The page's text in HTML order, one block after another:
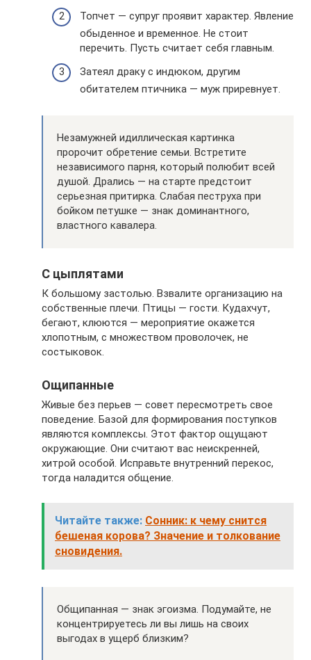
Топчет — супруг проявит характер. Явление
обыденное и временное. Не стоит
перечить. Пусть считает себя главным.
Затеял драку с индюком, другим
обитателем птичника — муж приревнует.
Незамужней идиллическая картинка
пророчит обретение семьи. Встретите
независимого парня, который полюбит всей
душой. Дрались — на старте предстоит
серьезная притирка. Слабая пеструха при
бойком петушке — знак доминантного,
властного кавалера.
С цыплятами
К большому застолью. Взвалите организацию на
собственные плечи. Птицы — гости. Кудахчут,
бегают, клюются — мероприятие окажется
хлопотным, с множеством проволочек, не
состыковок.
Ощипанные
Живые без перьев — совет пересмотреть свое
поведение. Базой для формирования поступков
являются комплексы. Этот фактор ощущают
окружающие. Они считают вас неискренней,
хитрой особой. Исправьте внутренний перекос,
тогда наладится общение.
Читайте также: Сонник: к чему снится
бешеная корова? Значение и толкование
сновидения.
Общипанная — знак эгоизма. Подумайте, не
концентрируетесь ли вы лишь на своих
выгодах в ущерб близким?